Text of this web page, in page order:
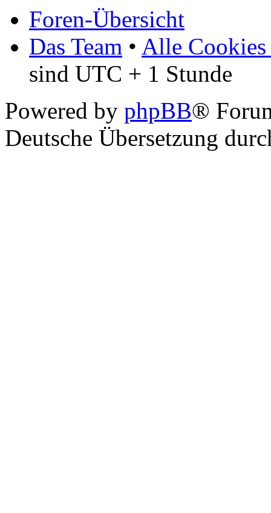
Foren-Übersicht
Das Team • Alle Cookies
sind UTC + 1 Stunde
Powered by phpBB®
Deutsche Übersetzung